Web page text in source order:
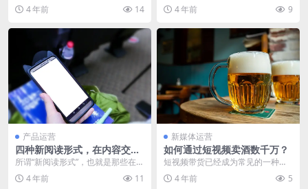
立负责项目的时候，莫名其妙碰到
裁员，根基不稳的情...
4 年前 14
理，沉下心来认真思考产品经理需
要的各项能力或者说素质...
4 年前 9
产品运营
四种新阅读形式，在内容交互
体验上有何革新？
所谓“新阅读形式”，也就是那些在
“阅读的交互体验”、“内容生产模式
上”做成了革新...
4 年前 11
新媒体运营
如何通过短视频卖酒数千万？
短视频带货已经成为常见的一种销
售手段，这种销售通路无疑为用户
提供了便捷、直观的购...
4 年前 5